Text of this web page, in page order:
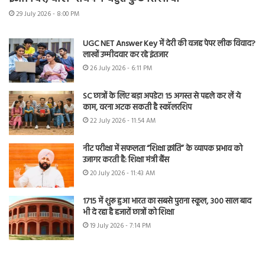
29 July 2026 - 8:00 PM
UGC NET Answer Key में देरी की वजह पेपर लीक विवाद?
लाखों उम्मीदवार कर रहे इंतजार
26 July 2026 - 6:11 PM
SC छात्रों के लिए बड़ा अपडेट! 15 अगस्त से पहले कर लें ये
काम, वरना अटक सकती है स्कॉलरशिप
22 July 2026 - 11:54 AM
नीट परीक्षा में सफलता “शिक्षा क्रांति” के व्यापक प्रभाव को
उजागर करती है: शिक्षा मंत्री बैंस
20 July 2026 - 11:43 AM
1715 में शुरू हुआ भारत का सबसे पुराना स्कूल, 300 साल बाद
भी दे रहा है हजारों छात्रों को शिक्षा
19 July 2026 - 7:14 PM